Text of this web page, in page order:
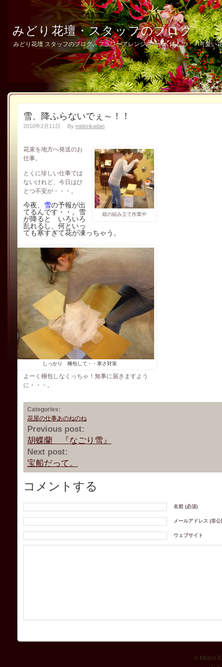
みどり花壇・スタッフのブログ
みどり花壇 スタッフのブログ。フラワーアレンジ､ブーケ､鉢もの・・可愛い
雪、降ふらないでぇ～！！
2010年2月11日 By midorikadan
箱の組み立て作業中
花束を地方へ発送のお
仕事。
とくに珍しい仕事では
ないけれど、今日はひ
とつ不安が・・・。
今夜、 雪の予報が出
てるんです・・。雪
が降ると いろいろ
乱れるし、何といっ
ても寒すぎて花が凍っちゃう。
しっかり 梱包して・・寒さ対策
よーく梱包しなくっちゃ！無事に届きますよう
に・・・。
Categories:
花屋の仕事あのねのね
Previous post:
胡蝶蘭 『なごり雪』
Next post:
宝船だって。
コメントする
名前 (必須)
メールアドレス (非
ウェブサイト
© Midori